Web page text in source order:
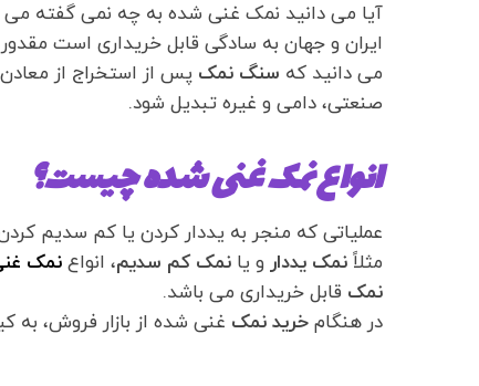
آیا می دانید نمک غنی شده به چه نمی گفته می
ایران و جهان به سادگی قابل خریداری است
می دانید که سنگ نمک پس از استخراج از
صنعتی، دامی و غیره تبدیل شود.
انواع نمک غنی شده چیست؟
عملیاتی که منجر به یددار کردن یا کم سدیم
مثلاً نمک یددار و یا نمک کم سدیم، انواع نمک
نمک قابل خریداری می باشد.
در هنگام خرید نمک غنی شده از بازار فروش،